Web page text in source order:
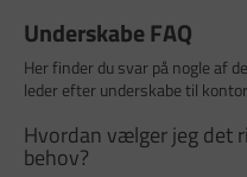
Underskabe FAQ
Her finder du svar på nogle af
leder efter underskabe til
Hvordan vælger jeg det
behov?